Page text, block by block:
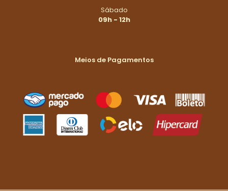
Sábado
09h - 12h
Meios de Pagamentos